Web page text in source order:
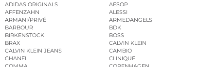
ADIDAS ORIGINALS
AESOP
AFFENZAHN
ALESSI
ARMANI/PRIVÉ
ARMEDANGELS
BARBOUR
BDK
BIRKENSTOCK
BOSS
BRAX
CALVIN KLEIN
CALVIN KLEIN JEANS
CAMBIO
CHANEL
CLINIQUE